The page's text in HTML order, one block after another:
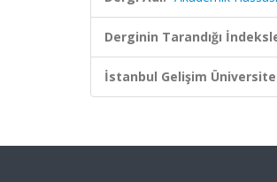
Derginin Tarandığı
İstanbul Gelişim